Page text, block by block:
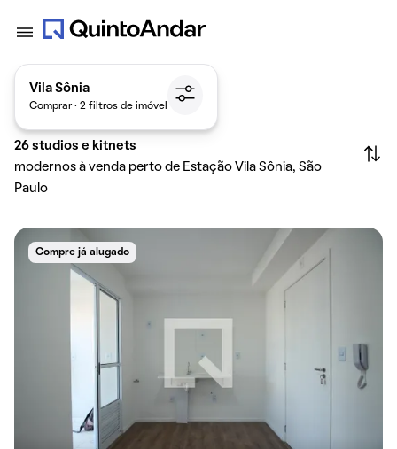
Vila Sônia
Comprar · 2 filtros de imóvel
26 studios e kitnets
modernos à venda perto de Estação Vila Sônia, São
Paulo
Compre já alugado